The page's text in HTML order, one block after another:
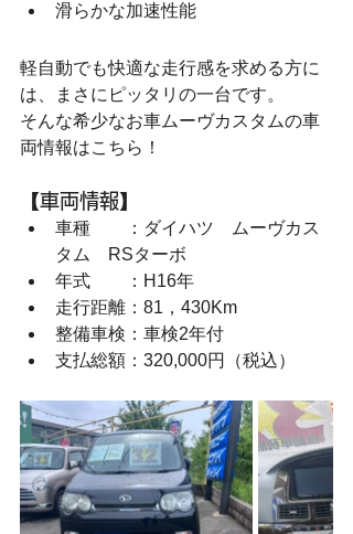
滑らかな加速性能
軽自動でも快適な走行感を求める方に
は、まさにピッタリの一台です。
そんな希少なお車ムーヴカスタムの車
両情報はこちら！
【車両情報】
車種　　：ダイハツ　ムーヴカス
タム　RSターボ
年式　　：H16年
走行距離：81，430Km
整備車検：車検2年付
支払総額：320,000円（税込）